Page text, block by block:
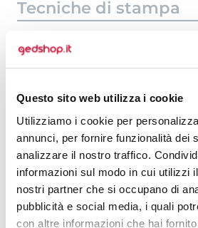
Questo sito web utilizza i cookie
Utilizziamo i cookie per
annunci, per fornire funzionalità dei
analizzare il nostro traffico.
informazioni sul modo in cui utilizzi
nostri partner che si occupano di
pubblicità e social media, i quali
con altre informazioni che hai
Tecniche di stampa
Area di
Prodotti alternativi